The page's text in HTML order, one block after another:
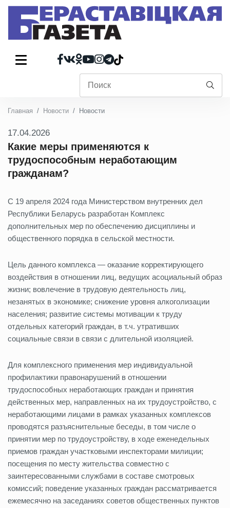
Главная Новости Новости
17.04.2026
Какие меры применяются к
трудоспособным неработающим
гражданам?
С 19 апреля 2024 года Министерством внутренних дел
Республики Беларусь разработан Комплекс
дополнительных мер по обеспечению дисциплины и
общественного порядка в сельской местности.
Цель данного комплекса — оказание корректирующего
воздействия в отношении лиц, ведущих асоциальный образ
жизни; вовлечение в трудовую деятельность лиц,
незанятых в экономике; снижение уровня алкоголизации
населения; развитие системы мотивации к труду
отдельных категорий граждан, в т.ч. утративших
социальные связи в связи с длительной изоляцией.
Для комплексного применения мер индивидуальной
профилактики правонарушений в отношении
трудоспособных неработающих граждан и принятия
действенных мер, направленных на их трудоустройство, с
неработающими лицами в рамках указанных комплексов
проводятся разъяснительные беседы, в том числе о
принятии мер по трудоустройству, в ходе еженедельных
приемов граждан участковыми инспекторами милиции;
посещения по месту жительства совместно с
заинтересованными службами в составе смотровых
комиссий; поведение указанных граждан рассматривается
ежемесячно на заседаниях советов общественных пунктов